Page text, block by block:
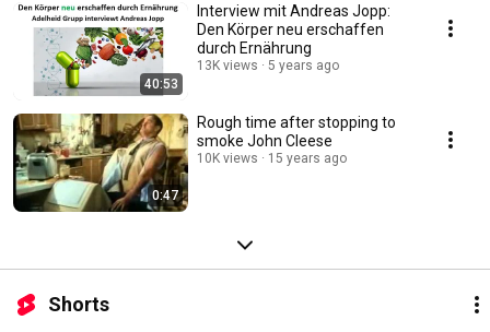
40:53
Interview mit Andreas Jopp:
Den Körper neu erschaffen
durch Ernährung
13K views 5 years ago
0:47
Rough time after stopping to
smoke John Cleese
10K views 15 years ago
Shorts